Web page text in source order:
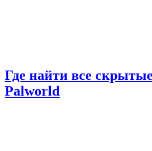
Где найти все
Palworld